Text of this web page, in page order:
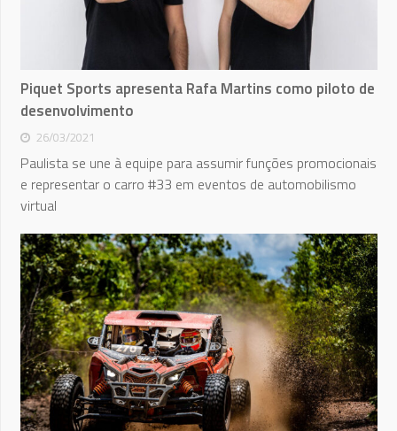
Piquet Sports apresenta Rafa Martins como piloto de
desenvolvimento
26/03/2021
Paulista se une à equipe para assumir funções promocionais
e representar o carro #33 em eventos de automobilismo
virtual